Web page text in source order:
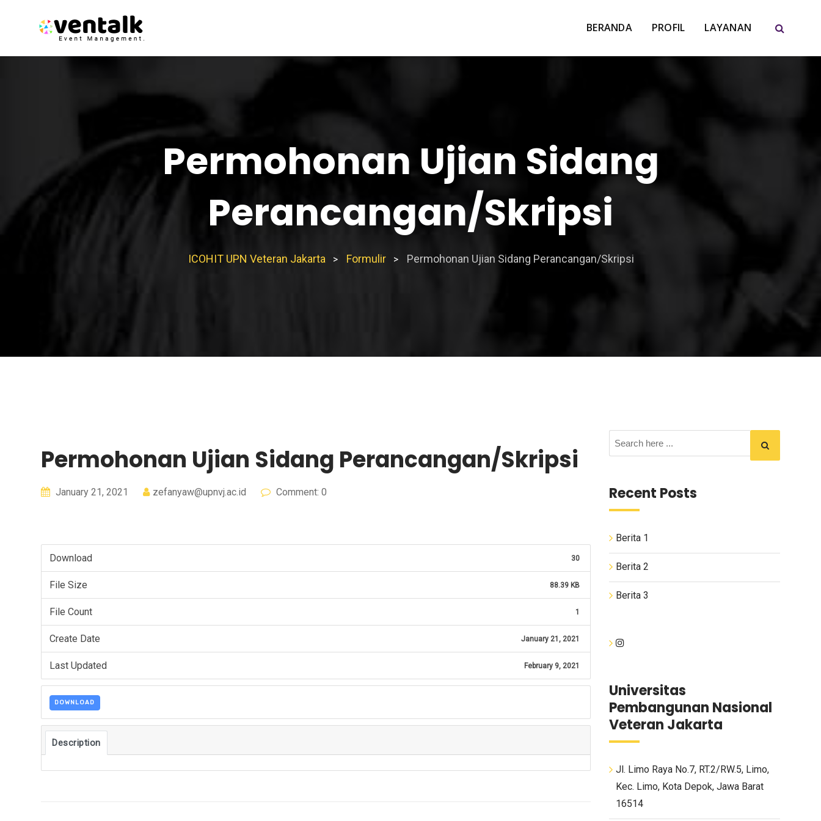
BERANDA PROFIL LAYANAN
Permohonan Ujian Sidang
Perancangan/Skripsi
ICOHIT UPN Veteran Jakarta > Formulir > Permohonan Ujian Sidang Perancangan/Skripsi
Permohonan Ujian Sidang Perancangan/Skripsi
January 21, 2021 zefanyaw@upnvj.ac.id Comment: 0
Download 30
File Size 88.39 KB
File Count 1
Create Date January 21, 2021
Last Updated February 9, 2021
DOWNLOAD
Description
Recent Posts
Berita 1
Berita 2
Berita 3
Universitas
Pembangunan Nasional
Veteran Jakarta
Jl. Limo Raya No.7, RT.2/RW.5, Limo,
Kec. Limo, Kota Depok, Jawa Barat
16514